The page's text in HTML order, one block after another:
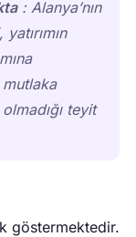
: Alanya’nın
teyit
göstermektedir.